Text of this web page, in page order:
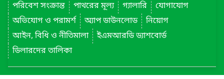
পরিবেশ সংক্রান্ত
পাথরের মূল্য গ্যালারি
যোগাযোগ
অভিযোগ ও পরামর্শ
অ্যাপ ডাউনলোড
নিয়োগ
আইন, বিধি ও নীতিমালা
ইএমআরডি ড্যাশবোর্ড
ডিলারদের তালিকা